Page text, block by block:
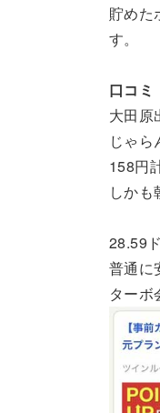
貯めた
す。
口コミ
大田原
じゃら
158円
しか
28.59
普通に
ターボ